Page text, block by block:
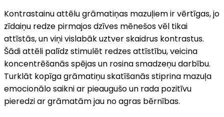
Kontrastainu attēlu grāmatiņas mazuļiem ir vērtīgas, jo
zīdaiņu redze pirmajos dzīves mēnešos vēl tikai
attīstās, un viņi vislabāk uztver skaidrus kontrastus.
Šādi attēli palīdz stimulēt redzes attīstību, veicina
koncentrēšanās spējas un rosina smadzeņu darbību.
Turklāt kopīga grāmatiņu skatīšanās stiprina mazuļa
emocionālo saikni ar pieaugušo un rada pozitīvu
pieredzi ar grāmatām jau no agras bērnības.